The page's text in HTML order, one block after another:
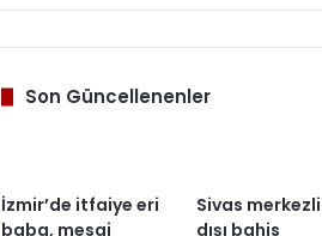
Son Güncellenenler
İzmir’de itfaiye eri
baba, mesai
Sivas
dışı bahis